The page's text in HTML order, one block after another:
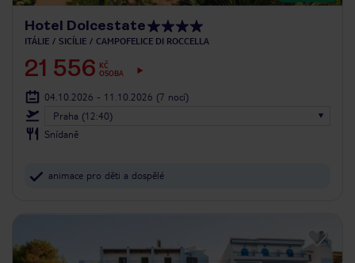
Hotel Dolcestate
ITÁLIE SICÍLIE CAMPOFELICE DI ROCCELLA
21 556 KČ
OSOBA
04.10.2026 - 11.10.2026 (7 nocí)
Praha (12:40)
Snídaně
animace pro děti a dospělé